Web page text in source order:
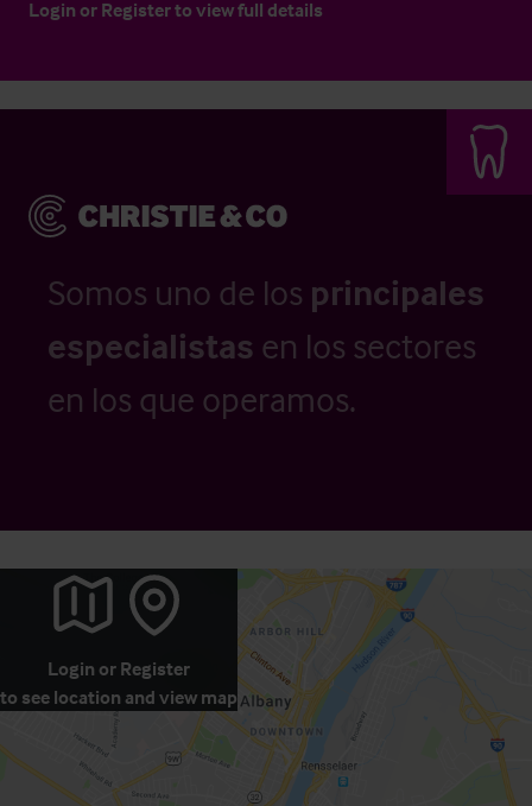
Login or Registerto view full details
Somos uno de los principales
especialistas en los sectores
en los que operamos.
Login or Register
to see location and view map